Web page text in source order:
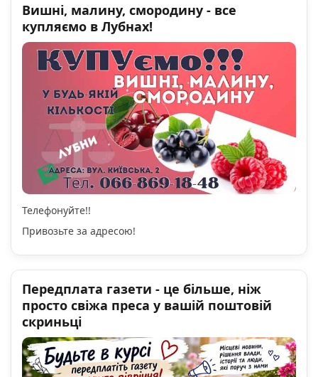
Вишні, малину, смородину - все
купляємо в Лубнах!
Телефонуйте!!
Привозьте за адресою!
Передплата газети - це більше, ніж
просто свіжа преса у вашій поштовій
скриньці